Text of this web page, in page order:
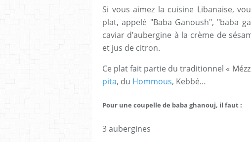
Si vous aimez la cuisine Libanaise,
plat, appelé "Baba Ganoush", "baba
caviar d’aubergine à la crème de
et jus de citron.
Ce plat fait partie du traditionnel «
pita, du Hommous, Kebbé…
Pour une coupelle de baba ghanouj, il faut :
3 aubergines